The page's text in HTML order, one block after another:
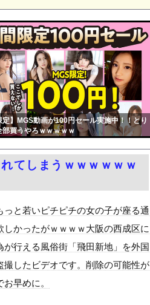
に止められた！との証言、...
いで日本を守れますか？...
亡 家族3人で川遊びに...
と北朝鮮を除いて日本が好...
拾へ
ｗwｗｗｗｗｗｗｗｗｗ
無料で読む方法...
を向けるな！」→何様のつ...
風13号「中国上陸予測」...
韓国の反応
こうなります…
定】MGS動画が100円セール実施中！！とり
部買うやろｗｗｗｗｗ
てしまうｗｗｗｗｗｗ
っと若いピチピチの女の子が座る通
しかったがｗｗｗｗ大阪の西成区に
が行える風俗街「飛田新地」を外国
撮したビデオです。削除の可能性が
早めに。